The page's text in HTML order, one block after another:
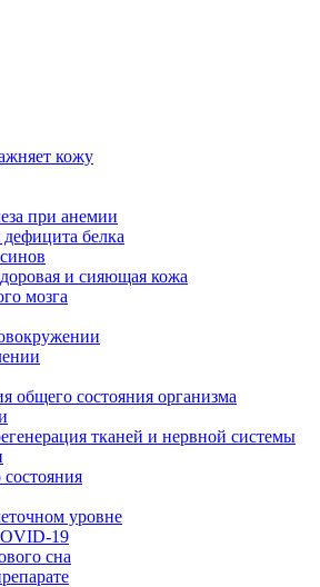
кожу
при анемии
белка
и сияющая кожа
мозга
общего состояния организма
тканей и нервной системы
уровне
19
сна